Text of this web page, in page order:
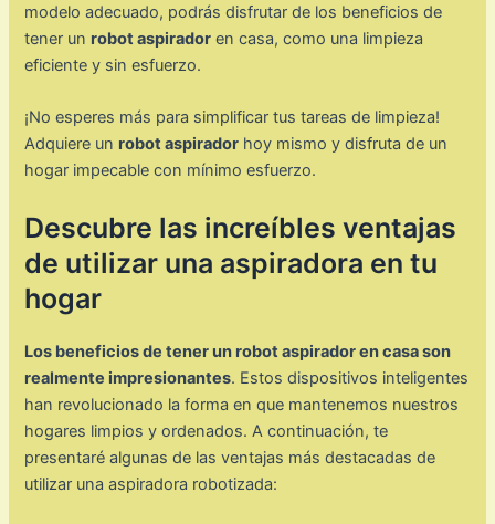
modelo adecuado, podrás disfrutar de los beneficios de
tener un robot aspirador en casa, como una limpieza
eficiente y sin esfuerzo.
¡No esperes más para simplificar tus tareas de limpieza!
Adquiere un robot aspirador hoy mismo y disfruta de un
hogar impecable con mínimo esfuerzo.
Descubre las increíbles ventajas
de utilizar una aspiradora en tu
hogar
Los beneficios de tener un robot aspirador en casa son
realmente impresionantes. Estos dispositivos inteligentes
han revolucionado la forma en que mantenemos nuestros
hogares limpios y ordenados. A continuación, te
presentaré algunas de las ventajas más destacadas de
utilizar una aspiradora robotizada: